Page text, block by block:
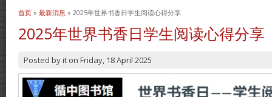
当前位置
首页 » 最新消息 » 2025年世界书香日学生阅读心得分享
2025年世界书香日学生阅读心得分享
Posted byit on Friday, 18 April 2025